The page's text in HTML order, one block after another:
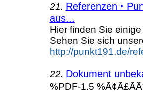
21. Referenzen ‣
aus...
Hier finden Sie
Sehen Sie sich
http://punkt191.de/
22. Dokument
%PDF-1.5